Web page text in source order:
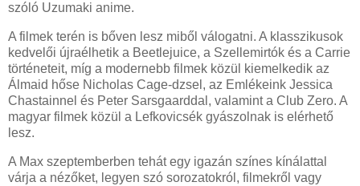
szóló Uzumaki anime.
A filmek terén is bőven lesz miből válogatni. A klasszikusok
kedvelői újraélhetik a Beetlejuice, a Szellemirtók és a Carrie
történeteit, míg a modernebb filmek közül kiemelkedik az
Álmaid hőse Nicholas Cage-dzsel, az Emlékeink Jessica
Chastainnel és Peter Sarsgaarddal, valamint a Club Zero. A
magyar filmek közül a Lefkovicsék gyászolnak is elérhető
lesz.
A Max szeptemberben tehát egy igazán színes kínálattal
várja a nézőket, legyen szó sorozatokról, filmekről vagy